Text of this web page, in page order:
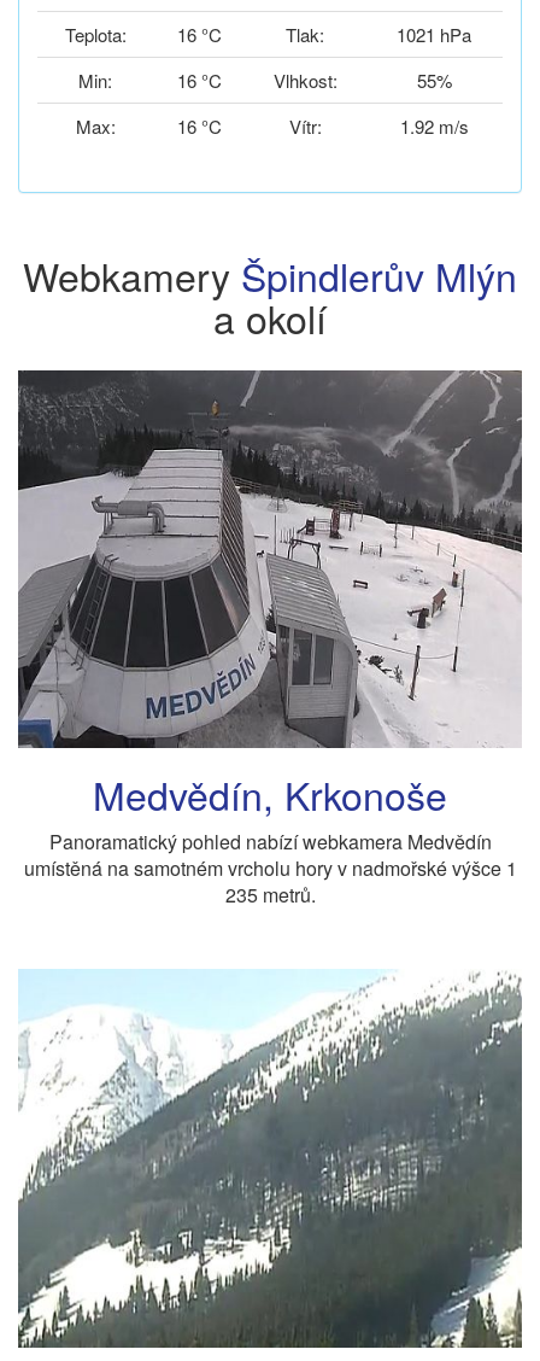
Teplota: 16 °C Tlak:
1021 hPa
Min:
16 °C Vlhkost:
55%
Max:
16 °C Vítr: 1.92 m/s
Webkamery Špindlerův Mlýn
a okolí
Medvědín, Krkonoše
Panoramatický pohled nabízí webkamera Medvědín
umístěná na samotném vrcholu hory v nadmořské výšce 1
235 metrů.